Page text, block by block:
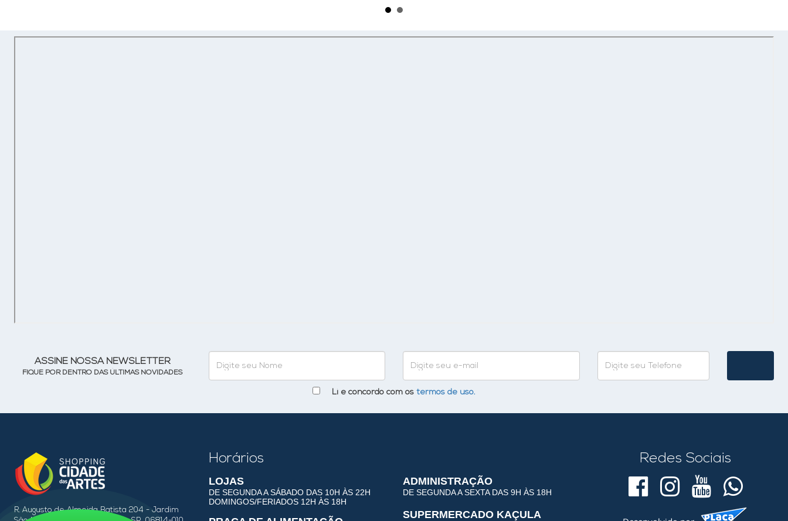
ASSINE NOSSA NEWSLETTER
FIQUE POR DENTRO DAS ÚLTIMAS NOVIDADES
Li e concordo com os termos de uso.
R. Augusto de Almeida Batista 204 - Jardim
Horários
LOJAS
DE SEGUNDA A SÁBADO DAS 10H ÀS 22H
DOMINGOS/FERIADOS 12H ÀS 18H
ADMINISTRAÇÃO
DE SEGUNDA A SEXTA DAS 9H ÀS 18H
SUPERMERCADO KAÇULA
Redes Sociais